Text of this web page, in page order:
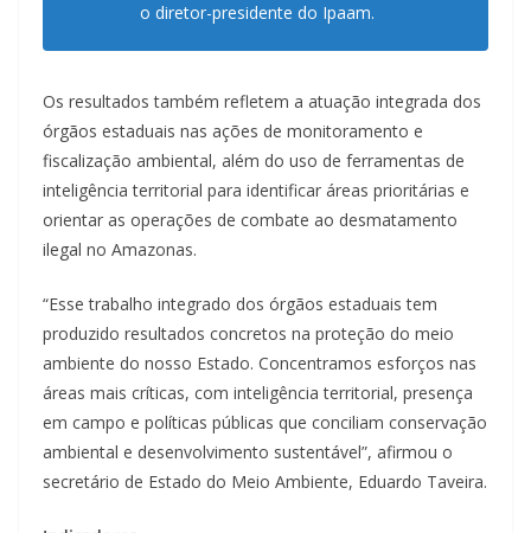
o diretor-presidente do Ipaam.
Os resultados também refletem a atuação integrada dos
órgãos estaduais nas ações de monitoramento e
fiscalização ambiental, além do uso de ferramentas de
inteligência territorial para identificar áreas prioritárias e
orientar as operações de combate ao desmatamento
ilegal no Amazonas.
“Esse trabalho integrado dos órgãos estaduais tem
produzido resultados concretos na proteção do meio
ambiente do nosso Estado. Concentramos esforços nas
áreas mais críticas, com inteligência territorial, presença
em campo e políticas públicas que conciliam conservação
ambiental e desenvolvimento sustentável”, afirmou o
secretário de Estado do Meio Ambiente, Eduardo Taveira.